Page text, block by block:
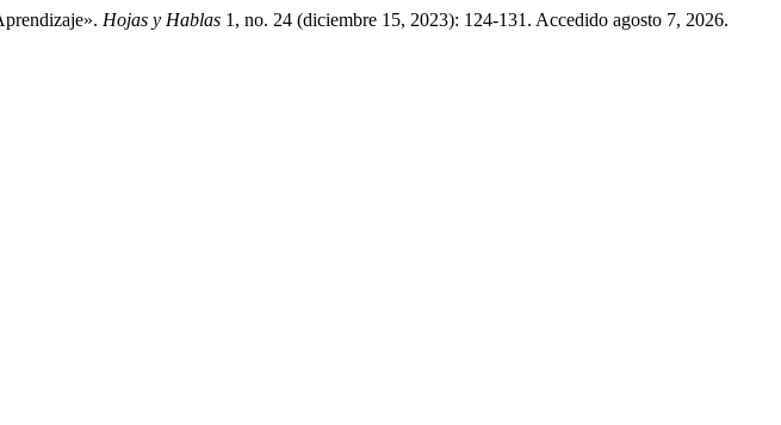
Hojas y Hablas 1, no. 24 (diciembre 15, 2023): 124-131. Accedido agosto 7, 2026.